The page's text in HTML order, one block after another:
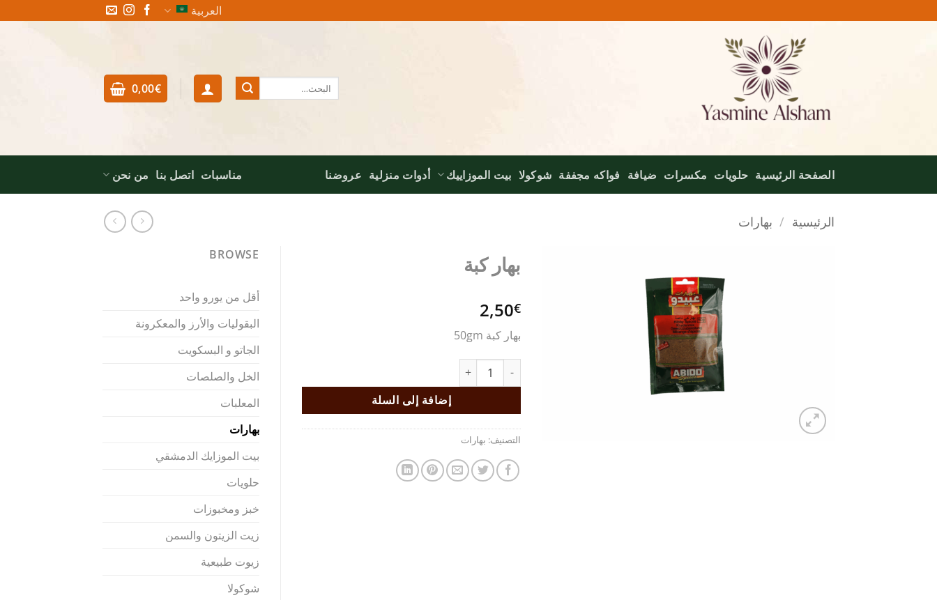
للمحتوى
العربية
البحث
عن:
0,00€
الصفحة الرئيسية حلويات مكسرات ضيافة فواكه مجففة شوكولا بيت الموزاييك أدوات منزلية عروضنا مناسبات اتصل بنا من نحن
الرئيسية / بهارات
بهار كبة
2,50€
بهار كبة 50gm
كمية بهار كبة
إضافة إلى السلة
التصنيف: بهارات
BROWSE
أقل من يورو واحد
البقوليات والأرز والمعكرونة
الجاتو و البسكويت
الخل والصلصات
المعلبات
بهارات
بيت الموزايك الدمشقي
حلويات
خبز ومخبوزات
زيت الزيتون والسمن
زيوت طبيعية
شوكولا